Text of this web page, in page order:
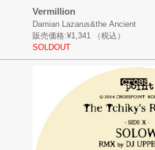
Vermillion
Damian Lazarus&the Ancient
販売価格:¥1,341
（税込）
SOLDOUT